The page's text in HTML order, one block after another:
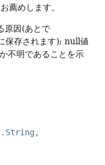
薦めします。
原因(あとで
保存されます); null値
不明であることを示